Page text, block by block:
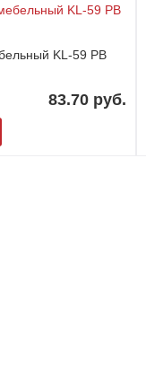
KL-59 PB
83.70 руб.